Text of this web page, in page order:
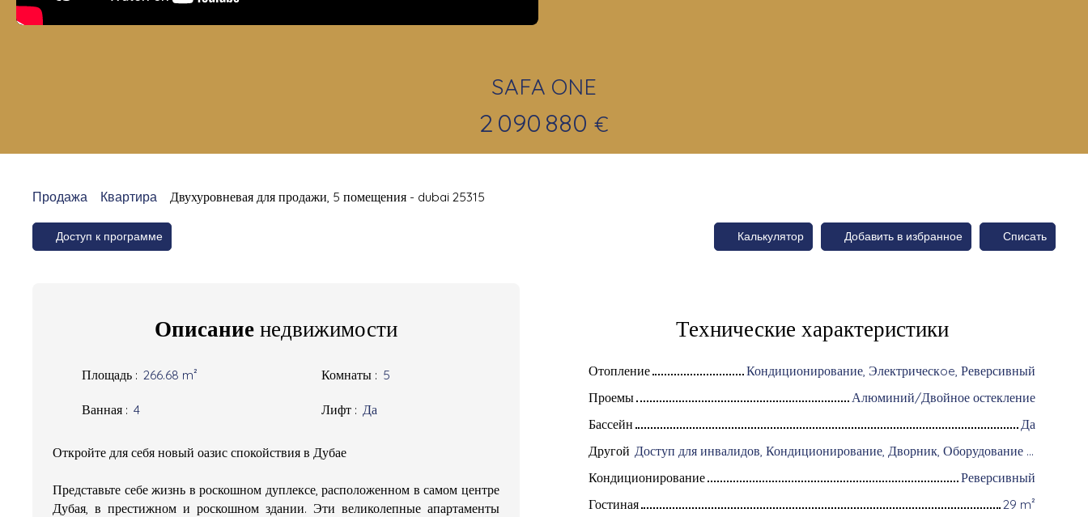
SAFA ONE
2 090 880 €
Продажа Квартира Двухуровневая для продажи, 5 помещения - dubai 25315
Доступ к программе Калькулятор Добавить в избранное Списать
Описание недвижимости
Площадь : 266.68 m² Комнаты : 5
Ванная : 4 Лифт : Да
Откройте для себя новый оазис спокойствия в Дубае
Представьте себе жизнь в роскошном дуплексе, расположенном в самом центре
Дубая, в престижном и роскошном здании. Эти великолепные апартаменты
Технические характеристики
Отопление
Кондиционирование, Электрическoe, Реверсивный
Проемы
Алюминий/Двойное остекление
Бассейн
Да
Другой
Доступ для инвалидов, Кондиционирование, Дворник, Оборудование для домашней автоматизации, Оптоволоконный интернет, Хранитель, Система охранной сигнализации, Видеофон
Кондиционирование
Реверсивный
Гостиная
29 m²